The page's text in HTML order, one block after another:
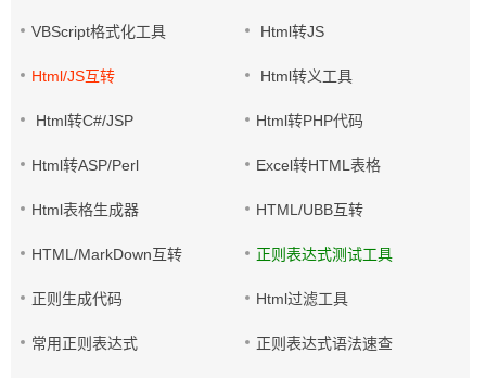
VBScript格式化工具 Html转JS
Html/JS互转 Html转义工具
Html转C#/JSP Html转PHP代码
Html转ASP/Perl Excel转HTML表格
Html表格生成器 HTML/UBB互转
HTML/MarkDown互转 正则表达式测试工具
正则生成代码 Html过滤工具
常用正则表达式 正则表达式语法速查